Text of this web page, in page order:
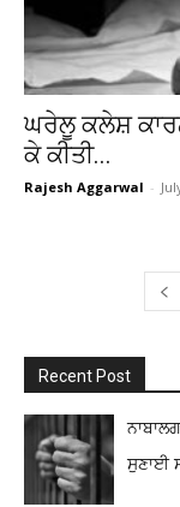
ਘਰੇਲੂ ਕਲੇਸ਼
ਕੇ ਕੀਤੀ...
Rajesh Aggarwal -
Recent Post
ਸੁਣਾਈ